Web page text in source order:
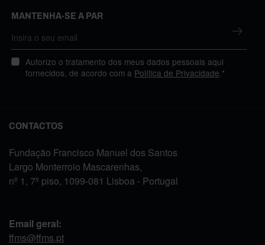
MANTENHA-SE A PAR
Autorizo o tratamento dos meus dados pessoais aqui
fornecidos, de acordo com a Política de Privacidade .*
CONTACTOS
Fundação Francisco Manuel dos Santos
Largo Monterroio Mascarenhas,
nº 1, 7º piso, 1099-081 Lisboa - Portugal
Email geral:
ffms@ffms.pt